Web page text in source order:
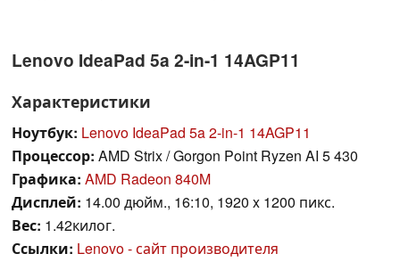
Lenovo IdeaPad 5a 2-in-1 14AGP11
Характеристики
Ноутбук: Lenovo IdeaPad 5a 2-in-1 14AGP11
Процессор: AMD Strix / Gorgon Point Ryzen AI 5 430
Графика: AMD Radeon 840M
Дисплей: 14.00 дюйм., 16:10, 1920 x 1200 пикс.
Вес: 1.42килог.
Ссылки: Lenovo - сайт производителя